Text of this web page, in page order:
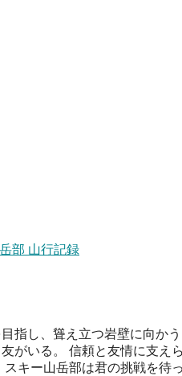
部 山行記録
指し、聳え立つ岩壁に向か
がいる。 信頼と友情に支え
キー山岳部は君の挑戦を待っ